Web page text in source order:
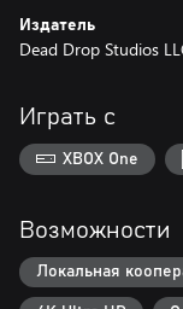
Издатель
Dead Drop Studios
Играть с
XBOX One
Возможности
Локальная